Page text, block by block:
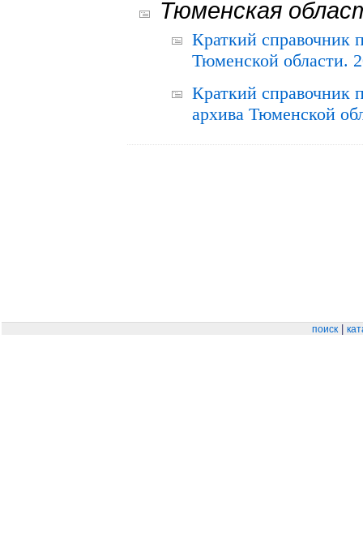
Тюменская
Краткий справочник
Тюменской области.
Краткий справочник
архива Тюменской
поиск